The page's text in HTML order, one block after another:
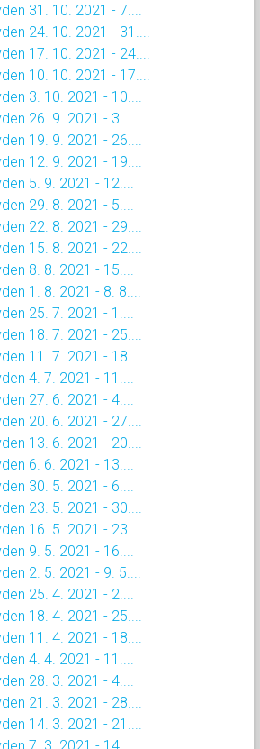
31. 10. 2021 - 7....
24. 10. 2021 - 31....
17. 10. 2021 - 24....
10. 10. 2021 - 17....
3. 10. 2021 - 10....
26. 9. 2021 - 3....
19. 9. 2021 - 26....
12. 9. 2021 - 19....
5. 9. 2021 - 12....
29. 8. 2021 - 5....
22. 8. 2021 - 29....
15. 8. 2021 - 22....
8. 8. 2021 - 15....
1. 8. 2021 - 8. 8....
25. 7. 2021 - 1....
18. 7. 2021 - 25....
11. 7. 2021 - 18....
4. 7. 2021 - 11....
27. 6. 2021 - 4....
20. 6. 2021 - 27....
13. 6. 2021 - 20....
6. 6. 2021 - 13....
30. 5. 2021 - 6....
23. 5. 2021 - 30....
16. 5. 2021 - 23....
9. 5. 2021 - 16....
2. 5. 2021 - 9. 5....
25. 4. 2021 - 2....
18. 4. 2021 - 25....
11. 4. 2021 - 18....
4. 4. 2021 - 11....
28. 3. 2021 - 4....
21. 3. 2021 - 28....
14. 3. 2021 - 21....
7. 3. 2021 - 14....